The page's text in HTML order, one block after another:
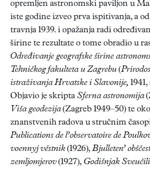
opremljen astronomski paviljon u
iste godine izveo prva ispitivanja, a od
travnja 1939. i opažanja radi
širine te rezultate o tome obradio u
Određivanje geografske širine
Tehničkog fakulteta u Zagrebu (
istraživanja Hrvatske i Slavonije,
Objavio je skripta Sferna astronomija
Viša geodezija(Zagreb 1949–50) te
znanstvenih radova u stručnim
Publications de l’observatoire de
voennyj věstnik (1926), Bjulleten’
zemljomjerov(1927), Godišnjak